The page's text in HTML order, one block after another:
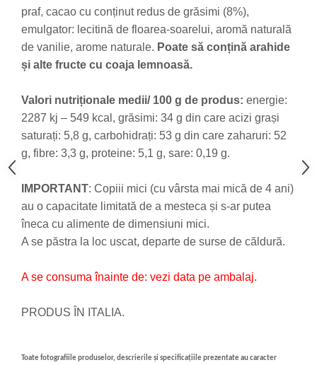
praf, cacao cu conținut redus de grăsimi (8%),
emulgator: lecitină de floarea-soarelui, aromă naturală
de vanilie, arome naturale. Poate să conțină arahide
și alte fructe cu coaja lemnoasă.
Valori nutriționale medii/ 100 g de produs: energie:
2287 kj – 549 kcal, grăsimi: 34 g din care acizi grași
saturați: 5,8 g, carbohidrați: 53 g din care zaharuri: 52
g, fibre: 3,3 g, proteine: 5,1 g, sare: 0,19 g.
IMPORTANT: Copiii mici (cu vârsta mai mică de 4 ani)
au o capacitate limitată de a mesteca și s-ar putea
îneca cu alimente de dimensiuni mici.
A se păstra la loc uscat, departe de surse de căldură.
A se consuma înainte de: vezi data pe ambalaj.
PRODUS ÎN ITALIA.
Toate fotografiile produselor, descrierileși specificațiileprezentate au caracter